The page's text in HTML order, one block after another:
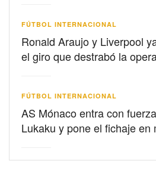
FÚTBOL INTERNACIONAL
Ronald Araujo y Liverpool
el giro que destrabó la
FÚTBOL INTERNACIONAL
AS Mónaco entra con
Lukaku y pone el fichaje en